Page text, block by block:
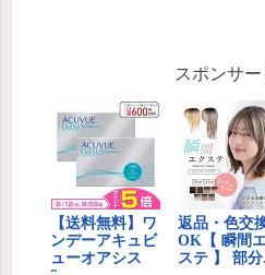
スポンサー